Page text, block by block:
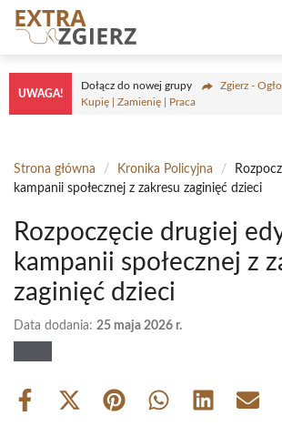
Przejdź
treści
UWAGA!
Dołącz do nowej grupy
Zgierz -
Kupię | Zamienię | Praca
Strona główna / Kronika Policyjna /
kampanii społecznej z zakresu zaginięć dzieci
Rozpoczęcie drugiej
kampanii społecznej z
zaginięć dzieci
Data dodania: 25 maja 2026 r.
Share
Share Share Share Share Share